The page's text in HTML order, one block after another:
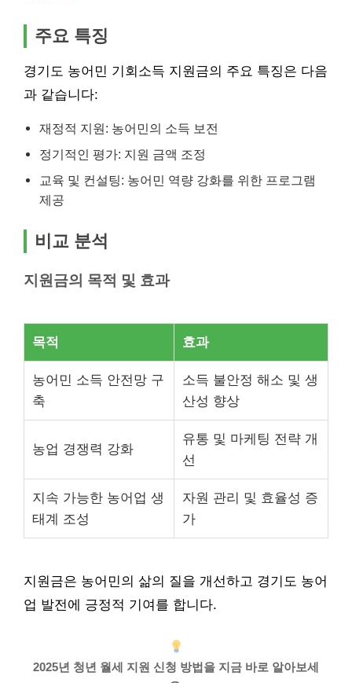
주요 특징
경기도 농어민 기회소득 지원금의 주요 특징은 다음
과 같습니다:
재정적 지원: 농어민의 소득 보전
정기적인 평가: 지원 금액 조정
교육 및 컨설팅: 농어민 역량 강화를 위한 프로그램
제공
비교 분석
지원금의 목적 및 효과
목적 효과
농어민 소득 안전망 구
축
소득 불안정 해소 및 생
산성 향상
농업 경쟁력 강화
유통 및 마케팅 전략 개
선
지속 가능한 농어업 생
태계 조성
자원 관리 및 효율성 증
가
지원금은 농어민의 삶의 질을 개선하고 경기도 농어
업 발전에 긍정적 기여를 합니다.
2025년 청년 월세 지원 신청 방법을 지금 바로 알아보세